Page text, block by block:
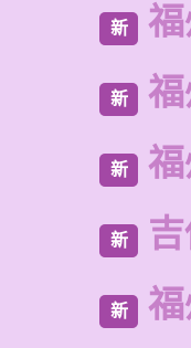
新
新
新
新
新